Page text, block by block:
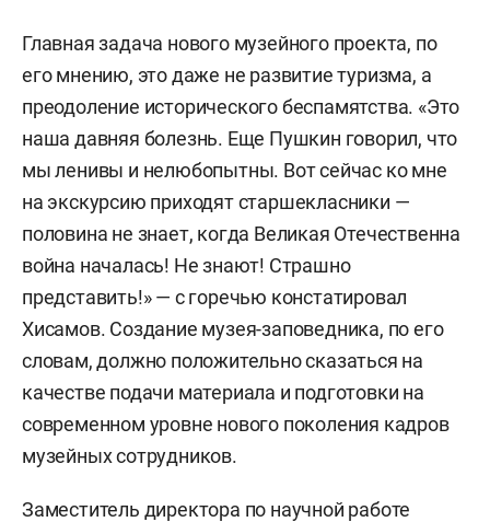
Главная задача нового музейного проекта, по
его мнению, это даже не развитие туризма, а
преодоление исторического беспамятства. «Это
наша давняя болезнь. Еще Пушкин говорил, что
мы ленивы и нелюбопытны. Вот сейчас ко мне
на экскурсию приходят старшекласники —
половина не знает, когда Великая Отечественна
война началась! Не знают! Страшно
представить!» — с горечью констатировал
Хисамов. Создание музея-заповедника, по его
словам, должно положительно сказаться на
качестве подачи материала и подготовки на
современном уровне нового поколения кадров
музейных сотрудников.
Заместитель директора по научной работе